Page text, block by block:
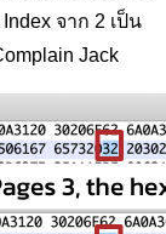
จาก 2 เป็น
Jack